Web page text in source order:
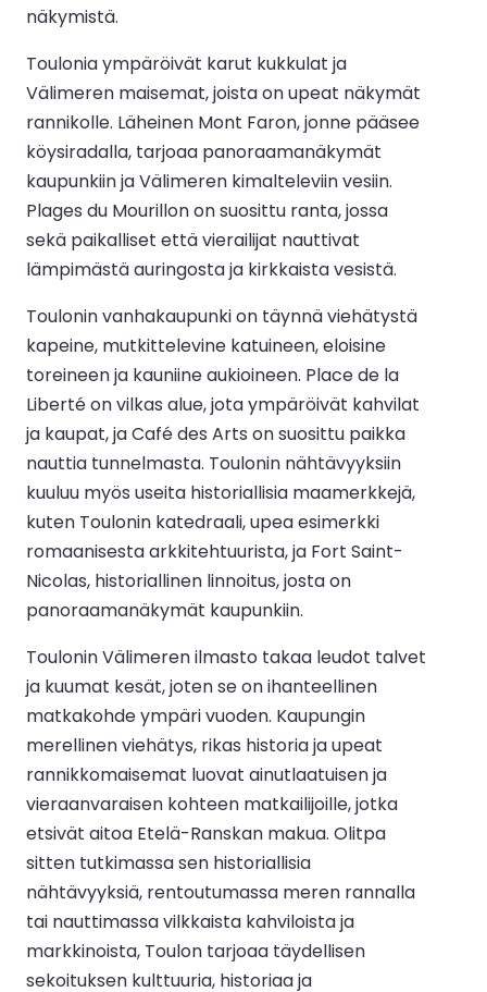
näkymistä.
Toulonia ympäröivät karut kukkulat ja
Välimeren maisemat, joista on upeat näkymät
rannikolle. Läheinen Mont Faron, jonne pääsee
köysiradalla, tarjoaa panoraamanäkymät
kaupunkiin ja Välimeren kimalteleviin vesiin.
Plages du Mourillon on suosittu ranta, jossa
sekä paikalliset että vierailijat nauttivat
lämpimästä auringosta ja kirkkaista vesistä.
Toulonin vanhakaupunki on täynnä viehätystä
kapeine, mutkittelevine katuineen, eloisine
toreineen ja kauniine aukioineen. Place de la
Liberté on vilkas alue, jota ympäröivät kahvilat
ja kaupat, ja Café des Arts on suosittu paikka
nauttia tunnelmasta. Toulonin nähtävyyksiin
kuuluu myös useita historiallisia maamerkkejä,
kuten Toulonin katedraali, upea esimerkki
romaanisesta arkkitehtuurista, ja Fort Saint-
Nicolas, historiallinen linnoitus, josta on
panoraamanäkymät kaupunkiin.
Toulonin Välimeren ilmasto takaa leudot talvet
ja kuumat kesät, joten se on ihanteellinen
matkakohde ympäri vuoden. Kaupungin
merellinen viehätys, rikas historia ja upeat
rannikkomaisemat luovat ainutlaatuisen ja
vieraanvaraisen kohteen matkailijoille, jotka
etsivät aitoa Etelä-Ranskan makua. Olitpa
sitten tutkimassa sen historiallisia
nähtävyyksiä, rentoutumassa meren rannalla
tai nauttimassa vilkkaista kahviloista ja
markkinoista, Toulon tarjoaa täydellisen
sekoituksen kulttuuria, historiaa ja